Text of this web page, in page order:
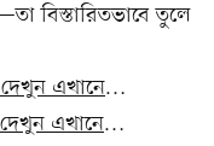
বিস্তারিতভাবে তুলে
এখানে…
এখানে…